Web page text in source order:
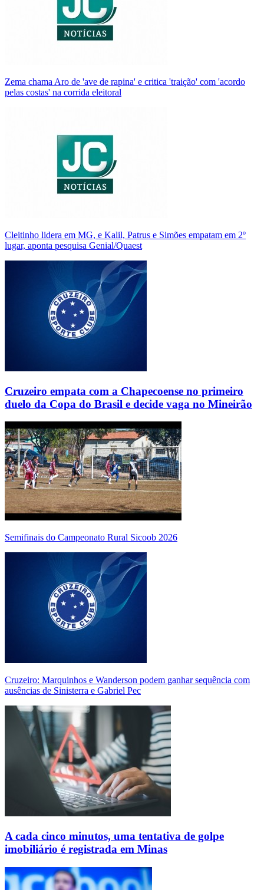
Zema chama Aro de 'ave de rapina' e critica 'traição' com 'acordo
pelas costas' na corrida eleitoral
Cleitinho lidera em MG, e Kalil, Patrus e Simões empatam em 2º
lugar, aponta pesquisa Genial/Quaest
Cruzeiro empata com a Chapecoense no primeiro
duelo da Copa do Brasil e decide vaga no Mineirão
Semifinais do Campeonato Rural Sicoob 2026
Cruzeiro: Marquinhos e Wanderson podem ganhar sequência com
ausências de Sinisterra e Gabriel Pec
A cada cinco minutos, uma tentativa de golpe
imobiliário é registrada em Minas